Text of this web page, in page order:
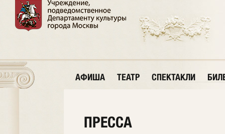
АФИША ТЕАТР СПЕКТАКЛИ
ПРЕССА